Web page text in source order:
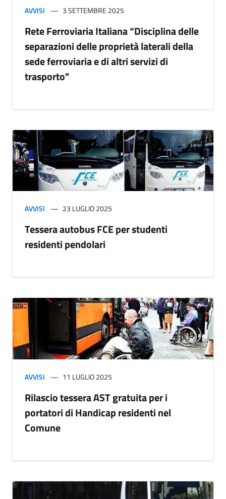
AVVISI 3 SETTEMBRE 2025
Rete Ferroviaria Italiana “Disciplina delle
separazioni delle proprietà laterali della
sede ferroviaria e di altri servizi di
trasporto"
AVVISI 23 LUGLIO 2025
Tessera autobus FCE per studenti
residenti pendolari
AVVISI 11 LUGLIO 2025
Rilascio tessera AST gratuita per i
portatori di Handicap residenti nel
Comune